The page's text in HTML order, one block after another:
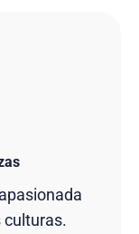
culturas.